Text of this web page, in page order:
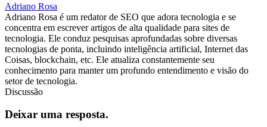
Adriano Rosa
Adriano Rosa é um redator de SEO que adora tecnologia e se
concentra em escrever artigos de alta qualidade para sites de
tecnologia. Ele conduz pesquisas aprofundadas sobre diversas
tecnologias de ponta, incluindo inteligência artificial, Internet das
Coisas, blockchain, etc. Ele atualiza constantemente seu
conhecimento para manter um profundo entendimento e visão do
setor de tecnologia.
Discussão
Deixar uma resposta.